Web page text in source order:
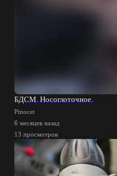
БДСМ. Носоглоточное.
Pinocet
6 месяцев назад
13 просмотров